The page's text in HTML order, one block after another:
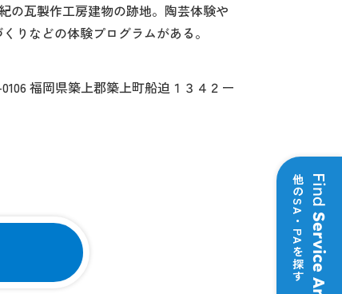
他のSA・PAを探す Find
Service Area
の瓦製作工房建物の跡地。陶芸体験や
りなどの体験プログラムがある。
福岡県築上郡築上町船迫１３４２ー